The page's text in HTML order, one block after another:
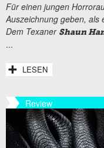
Für einen jungen
Auszeichnung geben, als
Dem Texaner Shaun
...
LESEN
Review